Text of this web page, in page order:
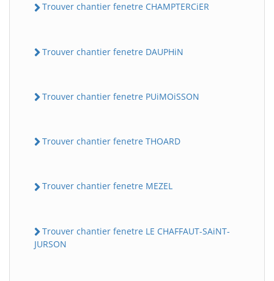
Trouver chantier fenetre CHAMPTERCiER
Trouver chantier fenetre DAUPHiN
Trouver chantier fenetre PUiMOiSSON
Trouver chantier fenetre THOARD
Trouver chantier fenetre MEZEL
Trouver chantier fenetre LE CHAFFAUT-SAiNT-
JURSON